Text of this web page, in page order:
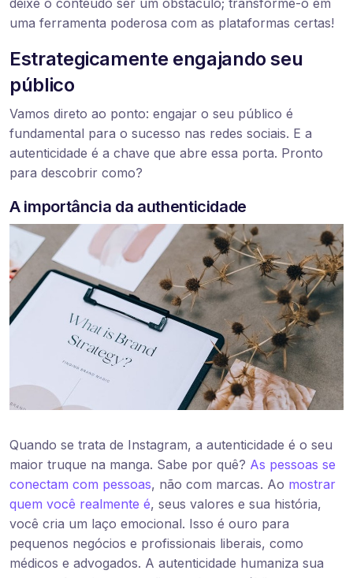
deixe o conteúdo ser um obstáculo; transforme-o em
uma ferramenta poderosa com as plataformas certas!
Estrategicamente engajando seu
público
Vamos direto ao ponto: engajar o seu público é
fundamental para o sucesso nas redes sociais. E a
autenticidade é a chave que abre essa porta. Pronto
para descobrir como?
A importância da authenticidade
Quando se trata de Instagram, a autenticidade é o seu
maior truque na manga. Sabe por quê? As pessoas se
conectam com pessoas, não com marcas. Ao mostrar
quem você realmente é, seus valores e sua história,
você cria um laço emocional. Isso é ouro para
pequenos negócios e profissionais liberais, como
médicos e advogados. A autenticidade humaniza sua